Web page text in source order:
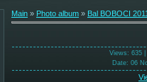
Main » Photo album » Bal BOBOCI
Views: 635 |
Date: 06